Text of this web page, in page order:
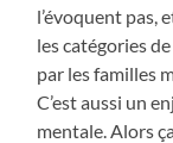
l’évoquent pas,
les catégories
par les familles
C’est aussi un
mentale. Alors